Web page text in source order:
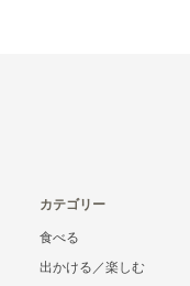
カテゴリー
食べる
出かける／楽しむ